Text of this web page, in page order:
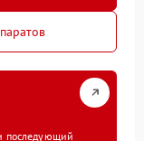
последующий